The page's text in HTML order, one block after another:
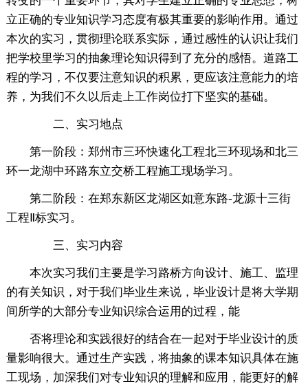
立正确的专业知识学习态度有极其重要的影响作用。通过
本次的实习，贯彻理论联系实际，通过感性的认识让我们
把学校里学习的抽象理论知识得到了充分的感悟。道路工
程的学习，不仅要注意知识的积累，更应该注意能力的培
养，为我们不久以后走上工作岗位打下坚实的基础。
二、实习地点
第一阶段：郑州市三环快速化工程北三环现场和北三
环一龙湖中环路东立交桥工程施工现场学习。
第二阶段：在郑东新区龙湖区如意东路-龙源十三街
工程Ⅱ标实习。
三、实习内容
本次实习我们主要是学习路桥方向设计、施工、监理
的有关知识，对于我们毕业生来说，毕业设计是将大学期
间所学的大部分专业知识综合运用的过程，能
否将理论和实践很好的结合在一起对于毕业设计的质
量影响很大。通过生产实践，将抽象的课本知识具体在施
工现场，加深我们对专业知识的理解和应用，能更好的解